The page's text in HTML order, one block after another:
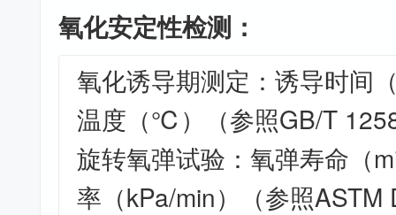
氧化安定性检测：
氧化诱导期测定：诱导时间
温度（℃）（参照GB/T
旋转氧弹试验：氧弹寿命（
率（kPa/min）（参照ASTM